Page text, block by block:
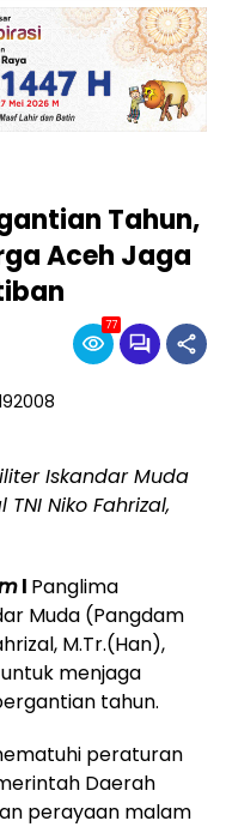
Tahun,
Aceh Jaga
77
Iskandar Muda
Niko Fahrizal,
l Panglima
Muda (Pangdam
M.Tr.(Han),
menjaga
tahun.
peraturan
Daerah
perayaan malam